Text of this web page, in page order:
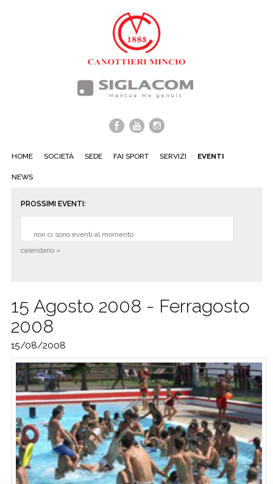
HOME SOCIETÀ SEDE FAI SPORT SERVIZI EVENTI
NEWS
PROSSIMI EVENTI:
non ci sono eventi al momento
calendario »
15 Agosto 2008 - Ferragosto
2008
15/08/2008